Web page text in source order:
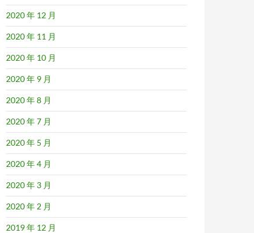
2020 年 12 月
2020 年 11 月
2020 年 10 月
2020 年 9 月
2020 年 8 月
2020 年 7 月
2020 年 5 月
2020 年 4 月
2020 年 3 月
2020 年 2 月
2019 年 12 月